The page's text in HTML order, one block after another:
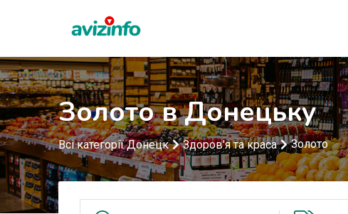
Золото в Донецьку
Всі категорії Донецк Здоров'я та краса Золото